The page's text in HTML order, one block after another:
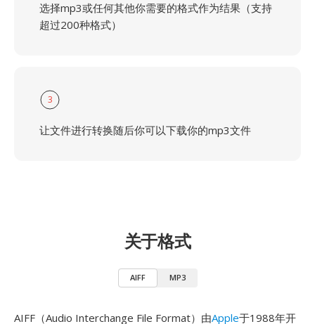
选择mp3或任何其他你需要的格式作为结果（支持
超过200种格式）
3
让文件进行转换随后你可以下载你的mp3文件
关于格式
AIFF MP3
AIFF（Audio Interchange File Format）由Apple于1988年开